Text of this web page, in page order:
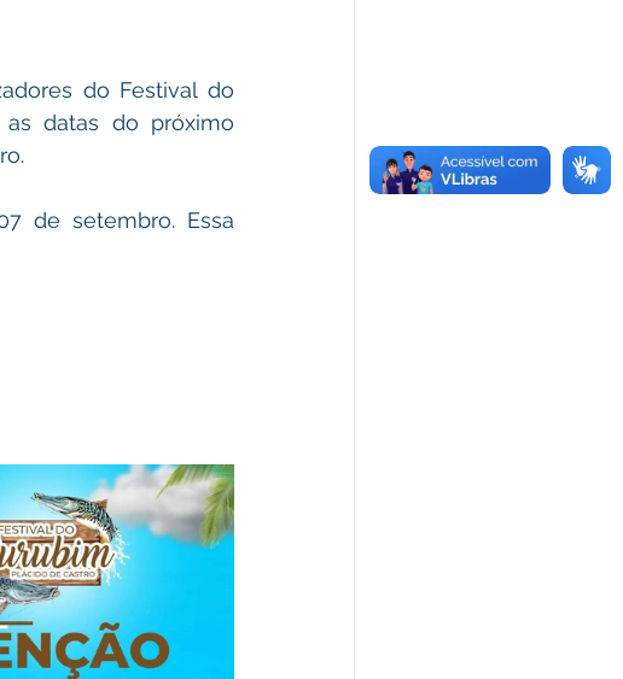
do Festival do
datas do próximo
de setembro. Essa